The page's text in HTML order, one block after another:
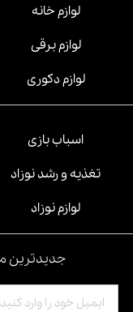
لوازم خانه
لوازم برقی
لوازم دکوری
اسباب بازی
تغذیه و رشد نوزاد
لوازم نوزاد
جدیدترین